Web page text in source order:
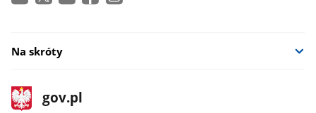
Na skróty
stopka
gov.pl
Strona
gov.pl